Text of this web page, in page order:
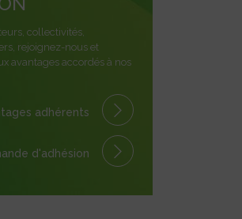
collectivités,
rejoignez-nous et
avantages accordés à nos
adhérents
d'adhésion